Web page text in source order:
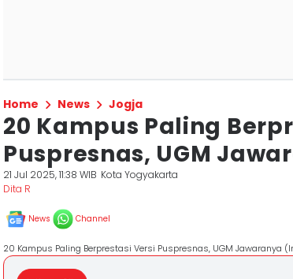
Home News Jogja
20 Kampus Paling
Puspresnas, UGM
21 Jul 2025, 11:38 WIB Kota Yogyakarta
Dita R
News Channel
20 Kampus Paling Berprestasi Versi Puspresnas, UGM Jawaranya